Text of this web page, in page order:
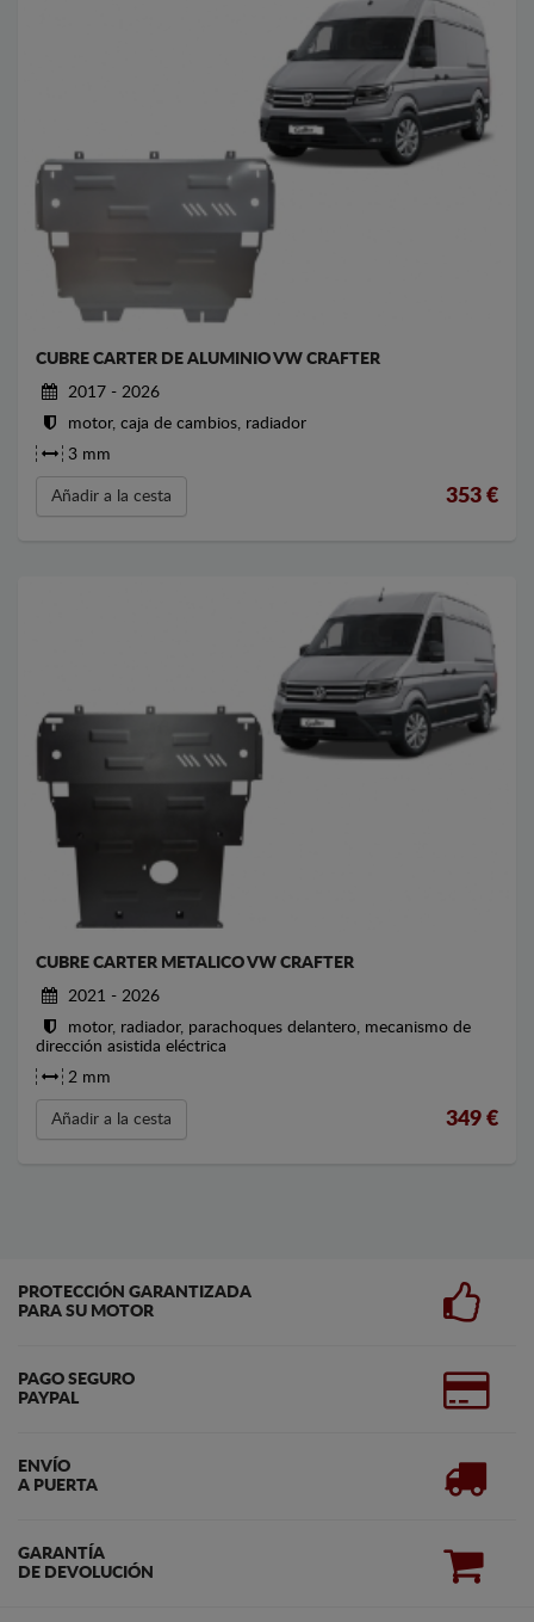
CUBRE CARTER DE ALUMINIO VW CRAFTER
2017 - 2026
motor, caja de cambios, radiador
3 mm
Añadir a la cesta 353 €
CUBRE CARTER METALICO VW CRAFTER
2021 - 2026
motor, radiador, parachoques delantero, mecanismo de
dirección asistida eléctrica
2 mm
Añadir a la cesta 349 €
PROTECCIÓN GARANTIZADA
PARA SU MOTOR
PAGO SEGURO
PAYPAL
ENVÍO
A PUERTA
GARANTÍA
DE DEVOLUCIÓN